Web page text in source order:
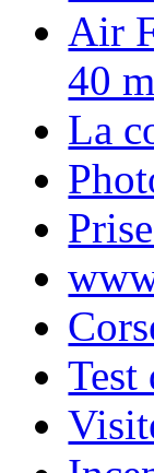
Air
40
La
Test